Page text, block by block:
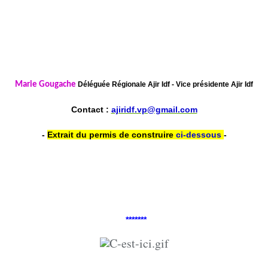
Marie Gougache Déléguée Régionale Ajir Idf - Vice présidente Ajir Idf
Contact : ajiridf.vp@gmail.com
- Extrait du permis de construire ci-dessous -
*******